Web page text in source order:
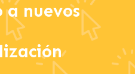
a nuevos